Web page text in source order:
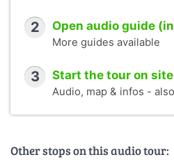
2 Open audio guide
More guides available
3 Start the tour on
Audio, map & infos -
Other stops on this audio tour: